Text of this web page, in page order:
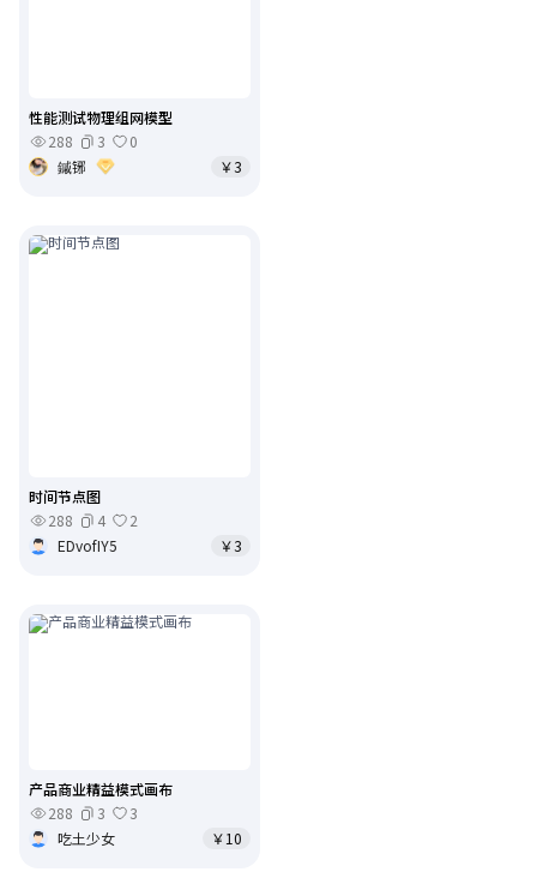
性能测试物理组网模型
288
3
0
鏚铘
￥3
时间节点图
288
4
2
EDvofIY5
￥3
产品商业精益模式画布
288
3
3
吃土少女
￥10